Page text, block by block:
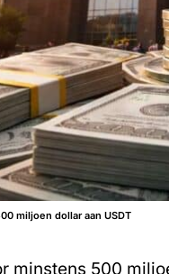
miljoen dollar aan USDT
minstens 500